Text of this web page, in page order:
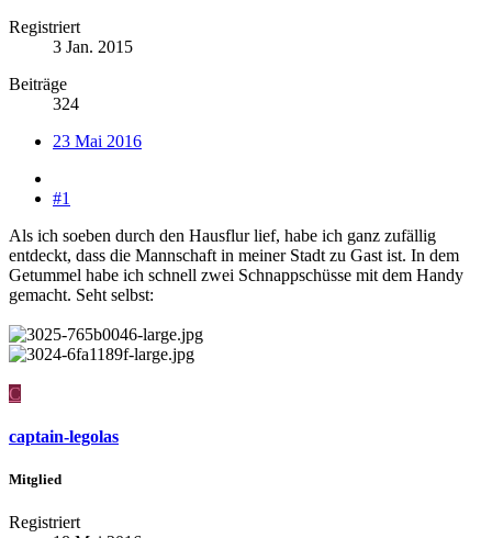
Registriert
3 Jan. 2015
Beiträge
324
23 Mai 2016
#1
Als ich soeben durch den Hausflur lief, habe ich ganz zufällig
entdeckt, dass die Mannschaft in meiner Stadt zu Gast ist. In dem
Getummel habe ich schnell zwei Schnappschüsse mit dem Handy
gemacht. Seht selbst:
C
captain-legolas
Mitglied
Registriert